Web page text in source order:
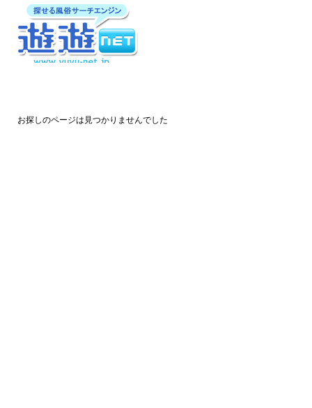
お探しのページは見つかりませんでした